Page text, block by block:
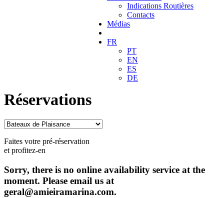
Indications Routières
Contacts
Médias
FR
PT
EN
ES
DE
Réservations
Faites votre pré-réservation
et profitez-en
Sorry, there is no online availability service at the
moment. Please email us at
geral@amieiramarina.com.